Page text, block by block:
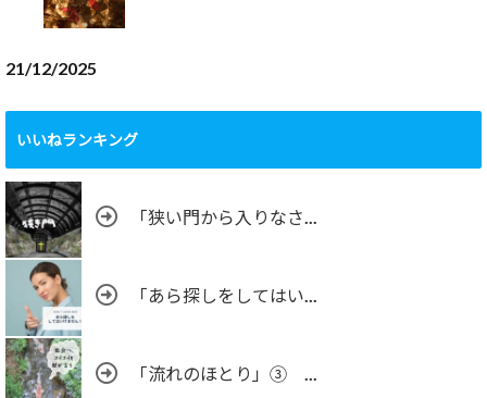
21/12/2025
いいねランキング
「狭い門から入りなさ...
「あら探しをしてはい...
「流れのほとり」③ ...